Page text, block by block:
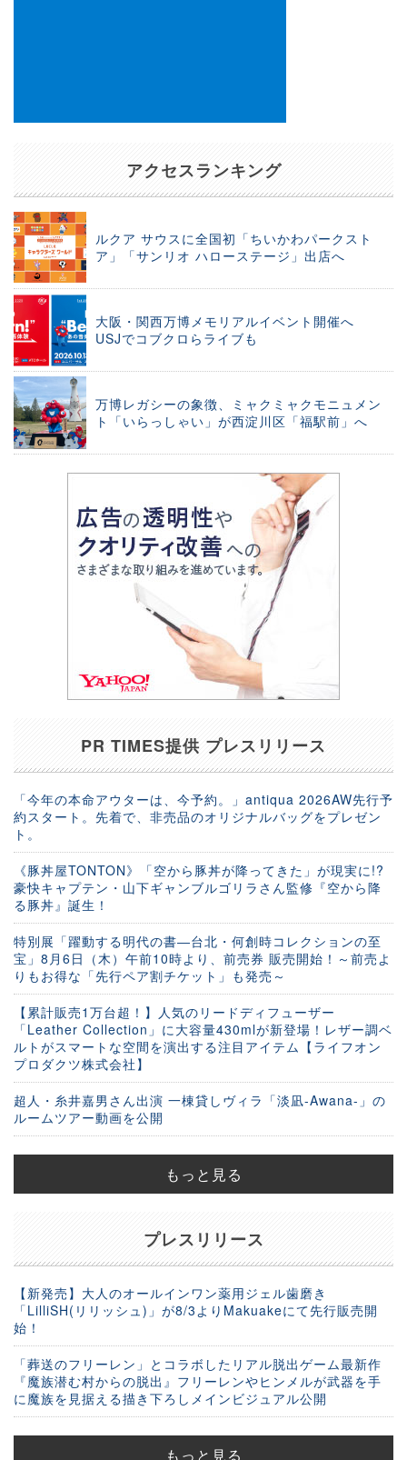
アクセスランキング
ルクア サウスに全国初「ちいかわパークスト
ア」「サンリオ ハローステージ」出店へ
大阪・関西万博メモリアルイベント開催へ
USJでコブクロらライブも
万博レガシーの象徴、ミャクミャクモニュメン
ト「いらっしゃい」が西淀川区「福駅前」へ
PR TIMES提供 プレスリリース
「今年の本命アウターは、今予約。」antiqua 2026AW先行予
約スタート。先着で、非売品のオリジナルバッグをプレゼン
ト。
《豚丼屋TONTON》「空から豚丼が降ってきた」が現実に!?
豪快キャプテン・山下ギャンブルゴリラさん監修『空から降
る豚丼』誕生！
特別展「躍動する明代の書―台北・何創時コレクションの至
宝」8月6日（木）午前10時より、前売券 販売開始！～前売よ
りもお得な「先行ペア割チケット」も発売～
【累計販売1万台超！】人気のリードディフューザー
「Leather Collection」に大容量430mlが新登場！レザー調ベ
ルトがスマートな空間を演出する注目アイテム【ライフオン
プロダクツ株式会社】
超人・糸井嘉男さん出演 一棟貸しヴィラ「淡凪-Awana-」の
ルームツアー動画を公開
もっと見る
プレスリリース
【新発売】大人のオールインワン薬用ジェル歯磨き
「LilliSH(リリッシュ)」が8/3よりMakuakeにて先行販売開
始！
「葬送のフリーレン」とコラボしたリアル脱出ゲーム最新作
『魔族潜む村からの脱出』フリーレンやヒンメルが武器を手
に魔族を見据える描き下ろしメインビジュアル公開
もっと見る